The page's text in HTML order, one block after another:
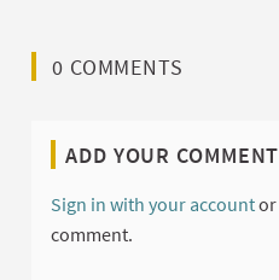
0 COMMENTS
ADD YOUR COMMENT
Sign in with your accountor
comment.